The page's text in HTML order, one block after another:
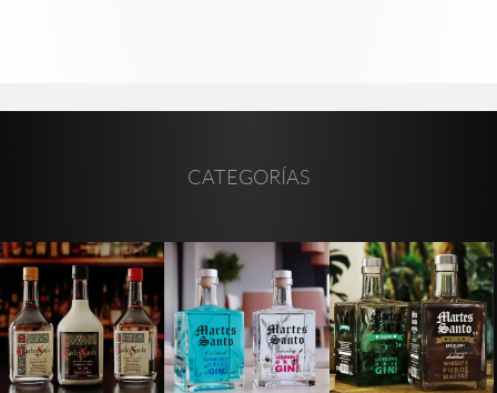
CATEGORÍAS